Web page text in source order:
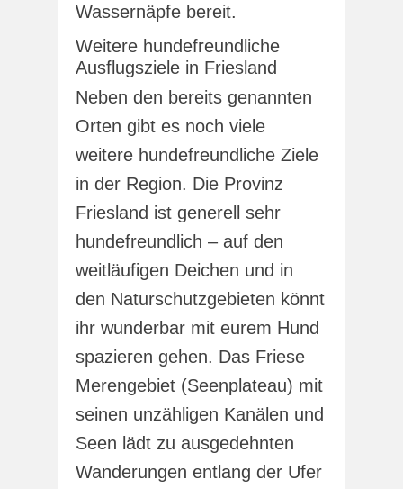
Wassernäpfe bereit.
Weitere hundefreundliche
Ausflugsziele in Friesland
Neben den bereits genannten
Orten gibt es noch viele
weitere hundefreundliche Ziele
in der Region. Die Provinz
Friesland ist generell sehr
hundefreundlich – auf den
weitläufigen Deichen und in
den Naturschutzgebieten könnt
ihr wunderbar mit eurem Hund
spazieren gehen. Das Friese
Merengebiet (Seenplateau) mit
seinen unzähligen Kanälen und
Seen lädt zu ausgedehnten
Wanderungen entlang der Ufer